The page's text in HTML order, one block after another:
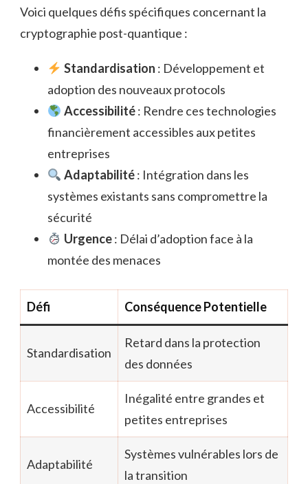
Voici quelques défis spécifiques concernant la
cryptographie post-quantique :
Standardisation : Développement et
adoption des nouveaux protocols
Accessibilité: Rendre ces technologies
financièrement accessibles aux petites
entreprises
Adaptabilité: Intégration dans les
systèmes existants sans compromettre la
sécurité
Urgence: Délai d’adoption face à la
montée des menaces
Défi Conséquence Potentielle
Standardisation
Retard dans la protection
des données
Accessibilité
Inégalité entre grandes et
petites entreprises
Adaptabilité
Systèmes vulnérables lors de
la transition